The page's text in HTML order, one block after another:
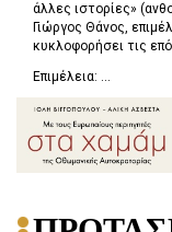
άλλες ιστορίες»
Γιώργος Θάνος,
κυκλοφορήσει τις
Επιμέλεια: ...